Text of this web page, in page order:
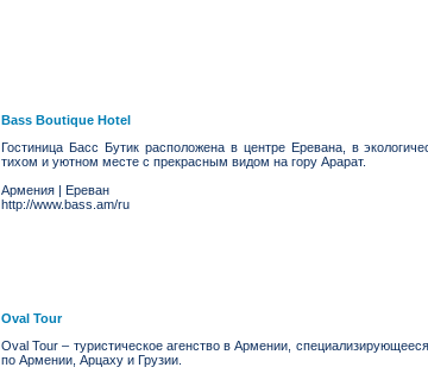
Bass Boutique Hotel
Гостиница Басс Бутик расположена в центре Еревана, в
тихом и уютном месте с прекрасным видом на гору Арарат.
Армения | Ереван
http://www.bass.am/ru
Oval Tour
Oval Tour – туристическое агенство в Армении,
по Армении, Арцаху и Грузии.